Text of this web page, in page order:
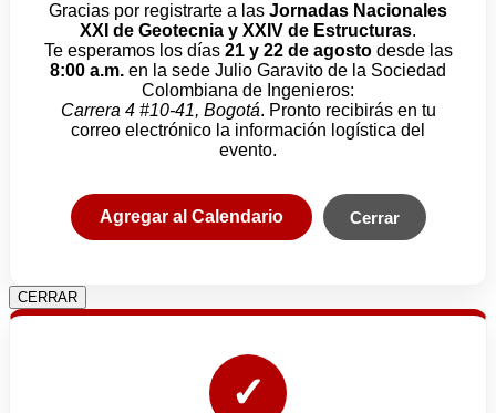
Gracias por registrarte a las Jornadas Nacionales
XXI de Geotecnia y XXIV de Estructuras.
Te esperamos los días 21 y 22 de agostodesde las
8:00 a.m. en la sede Julio Garavito de la Sociedad
Colombiana de Ingenieros:
Carrera 4 #10-41, Bogotá. Pronto recibirás en tu
correo electrónico la información logística del
evento.
Agregar al Calendario Cerrar
CERRAR
✓